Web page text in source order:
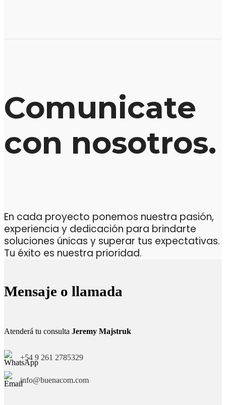
Comunicate
con nosotros.
En cada proyecto ponemos nuestra pasión,
experiencia y dedicación para brindarte
soluciones únicas y superar tus expectativas.
Tu éxito es nuestra prioridad.
Mensaje o llamada
Atenderá tu consulta Jeremy Majstruk
+54 9 261 2785329
info@buenacom.com